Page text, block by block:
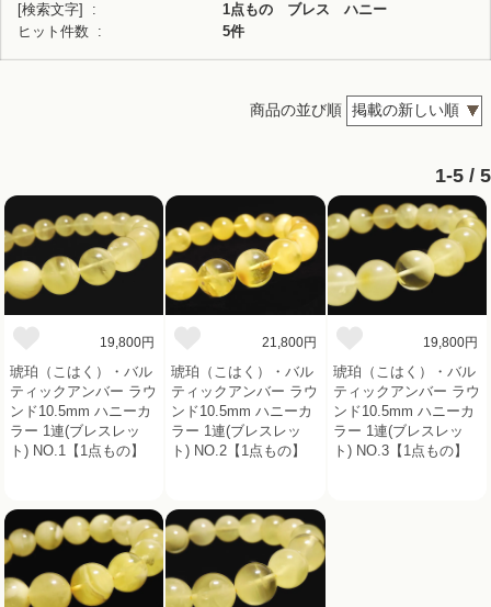
[検索文字]
1点もの ブレス ハニー
ヒット件数
5件
商品の並び順
1-5 / 5
19,800円
琥珀（こはく）・バル
ティックアンバー ラウ
ンド10.5mm ハニーカ
ラー 1連(ブレスレッ
ト) NO.1【1点もの】
21,800円
琥珀（こはく）・バル
ティックアンバー ラウ
ンド10.5mm ハニーカ
ラー 1連(ブレスレッ
ト) NO.2【1点もの】
19,800円
琥珀（こはく）・バル
ティックアンバー ラウ
ンド10.5mm ハニーカ
ラー 1連(ブレスレッ
ト) NO.3【1点もの】